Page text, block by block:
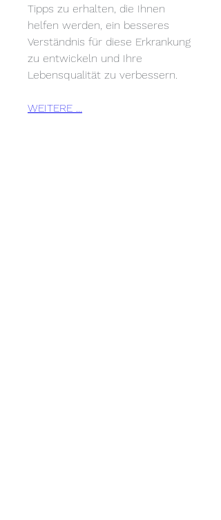
Tipps zu erhalten, die Ihnen
helfen werden, ein besseres
Verständnis für diese Erkrankung
zu entwickeln und Ihre
Lebensqualität zu verbessern.
WEITERE ...